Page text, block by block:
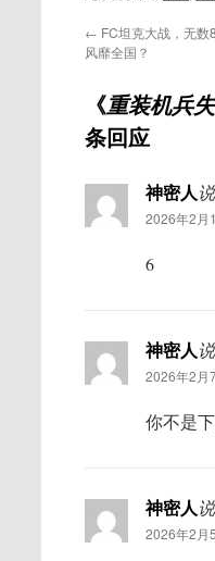
← FC坦克大战，无
风靡全国？
《重装机兵
条回应
神密人
2026年2月
6
神密人
2026年2月
你不是
神密人
2026年2月